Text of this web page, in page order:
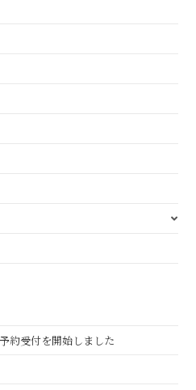
約受付を開始しました